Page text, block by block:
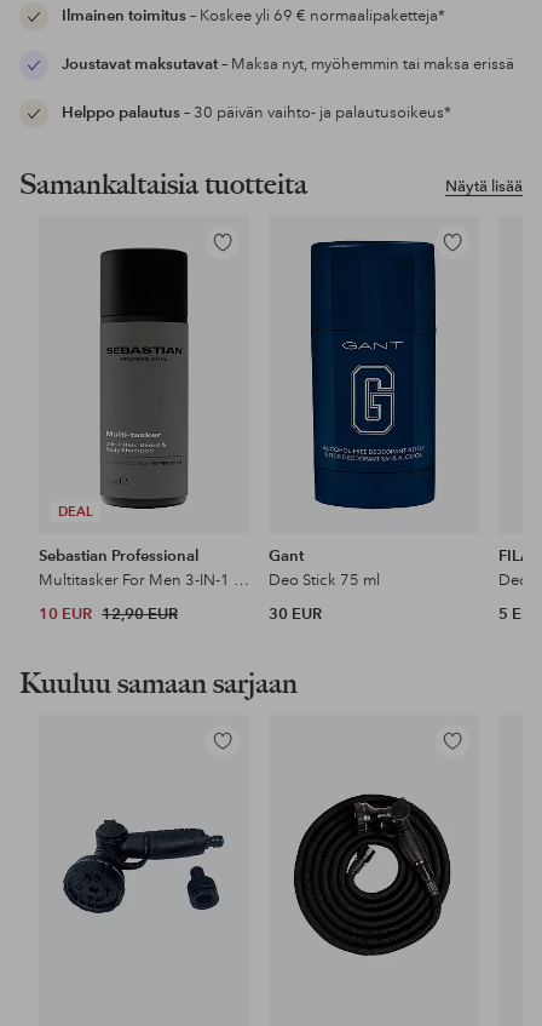
Ilmainen toimitus– Koskee yli 69 € normaalipaketteja*
Joustavat maksutavat– Maksa nyt, myöhemmin tai maksa erissä
Helppo palautus– 30 päivän vaihto- ja palautusoikeus*
Näytä lisää
Samankaltaisia tuotteita
DEAL
Lisää
Sebastian Professional
Multitasker For Men 3-IN-1 Hair, Beard And Body Shampoo
10 EUR 12,90 EUR
Lisää
suosikkeihin
Gant
Deo Stick 75 ml
30 EUR
FILA
5 EUR
Kuuluu samaan sarjaan
Lisää
Lisää